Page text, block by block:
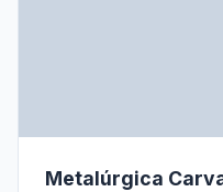
Metalúrgica